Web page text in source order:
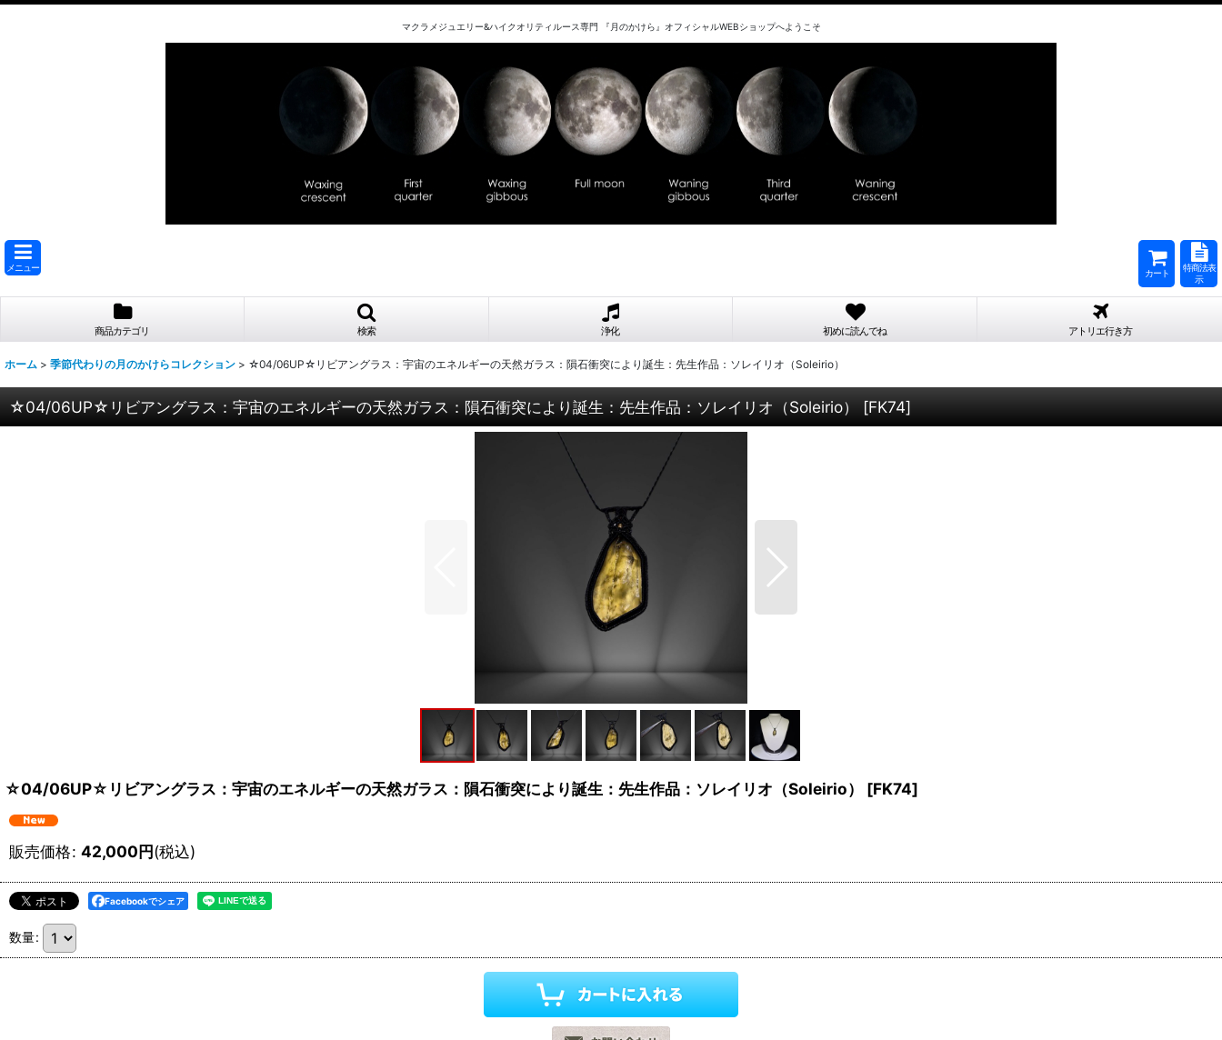
マクラメジュエリー&ハイクオリティルース専門 『月のかけら』オフィシャルWEBショップへようこそ
メニュー
カート
特商法表
示
商品カテゴリ 検索 浄化 初めに読んでね アトリエ行き方
ホーム > 季節代わりの月のかけらコレクション > ☆04/06UP☆リビアングラス：宇宙のエネルギーの天然ガラス：隕石衝突により誕生：先生作品：ソレイリオ（Soleirio）
☆04/06UP☆リビアングラス：宇宙のエネルギーの天然ガラス：隕石衝突により誕生：先生作品：ソレイリオ（Soleirio） [FK74]
☆04/06UP☆リビアングラス：宇宙のエネルギーの天然ガラス：隕石衝突により誕生：先生作品：ソレイリオ（Soleirio） [FK74]
販売価格: 42,000円(税込)
Facebookでシェア
数量: